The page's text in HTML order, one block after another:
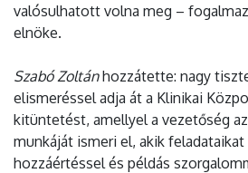
valósulhatott volna meg –
elnöke.
Szabó Zoltánhozzátette: nagy
elismeréssel adja át a Klinikai
kitüntetést, amellyel a vezetőség
munkáját ismeri el, akik
hozzáértéssel és példás